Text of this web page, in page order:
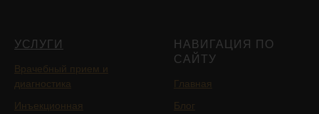
УСЛУГИ
Врачебный прием и
диагностика
Инъекционная
НАВИГАЦИЯ ПО
САЙТУ
Главная
Блог